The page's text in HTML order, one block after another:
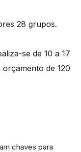
28 grupos.
se de 10 a 17
de 120
chaves para